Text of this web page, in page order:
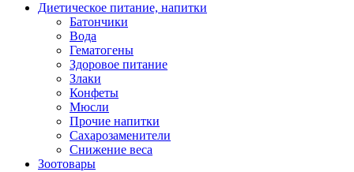
Диетическое питание, напитки
Батончики
Вода
Гематогены
Здоровое питание
Злаки
Конфеты
Мюсли
Прочие напитки
Сахарозаменители
Снижение веса
Зоотовары